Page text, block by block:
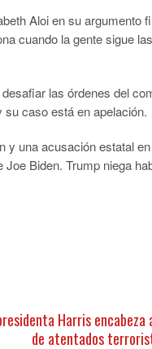
Aloi en su argumento
cuando la gente sigue
las órdenes del
caso está en apelación.
y una acusación estatal
Biden. Trump niega
Harris
de atentados